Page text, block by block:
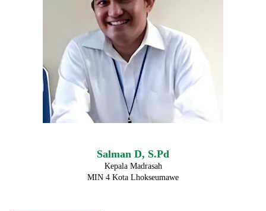
Salman D, S.Pd
Kepala Madrasah
MIN 4 Kota Lhokseumawe